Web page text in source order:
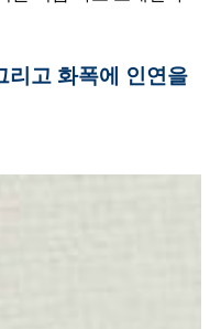
리고 화폭에 인연을